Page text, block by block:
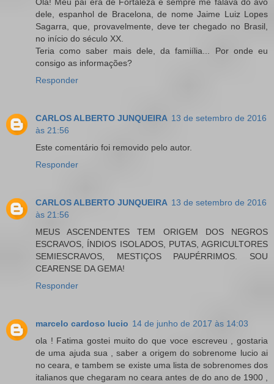
Olá! Meu pai era de Fortaleza e sempre me falava do avô
dele, espanhol de Bracelona, de nome Jaime Luiz Lopes
Sagarra, que, provavelmente, deve ter chegado no Brasil,
no início do século XX.
Teria como saber mais dele, da famiília... Por onde eu
consigo as informações?
Responder
CARLOS ALBERTO JUNQUEIRA 13 de setembro de 2016
às 21:56
Este comentário foi removido pelo autor.
Responder
CARLOS ALBERTO JUNQUEIRA 13 de setembro de 2016
às 21:56
MEUS ASCENDENTES TEM ORIGEM DOS NEGROS
ESCRAVOS, ÍNDIOS ISOLADOS, PUTAS, AGRICULTORES
SEMIESCRAVOS, MESTIÇOS PAUPÉRRIMOS. SOU
CEARENSE DA GEMA!
Responder
marcelo cardoso lucio 14 de junho de 2017 às 14:03
ola ! Fatima gostei muito do que voce escreveu , gostaria
de uma ajuda sua , saber a origem do sobrenome lucio ai
no ceara, e tambem se existe uma lista de sobrenomes dos
italianos que chegaram no ceara antes de do ano de 1900 ,